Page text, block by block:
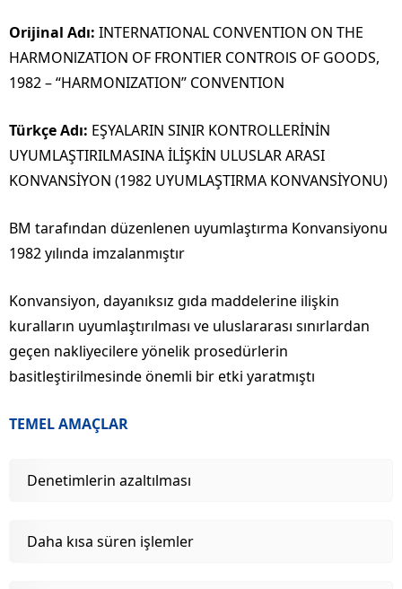
Orijinal Adı: INTERNATIONAL CONVENTION ON THE
HARMONlZATION OF FRONTlER CONTROlS OF GOODS,
1982 – “HARMONIZATION” CONVENTION
Türkçe Adı: EŞYALARIN SINIR KONTROLLERİNİN
UYUMLAŞTIRILMASINA İLİŞKİN ULUSLAR ARASI
KONVANSİYON (1982 UYUMLAŞTIRMA KONVANSİYONU)
BM tarafından düzenlenen uyumlaştırma Konvansiyonu
1982 yılında imzalanmıştır
Konvansiyon, dayanıksız gıda maddelerine ilişkin
kuralların uyumlaştırılması ve uluslararası sınırlardan
geçen nakliyecilere yönelik prosedürlerin
basitleştirilmesinde önemli bir etki yaratmıştı
TEMEL AMAÇLAR
Denetimlerin azaltılması
Daha kısa süren işlemler